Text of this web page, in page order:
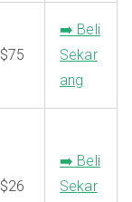
$75
➡️ Beli
Sekar
ang
$26
➡️ Beli
Sekar